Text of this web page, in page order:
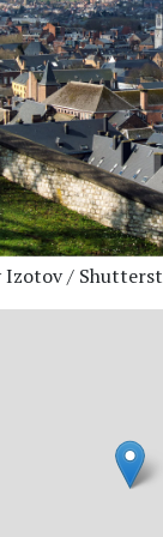
Izotov /